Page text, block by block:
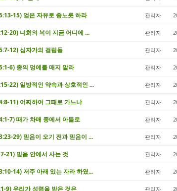
15) 얻은 자유로 종노릇 하라 관리자
20) 너희의 복이 지금 어디에 ... 관리자
12) 십자가의 걸림돌 관리자
6) 종의 멍에를 매지 말라 관리자
22) 일방적인 약속과 상호적인 ... 관리자
11) 어찌하여 그때로 가느냐 관리자
7) 때가 차매 종에서 아들로 관리자
29) 믿음이 오기 전과 믿음이 ... 관리자
21) 믿음 안에서 사는 것 관리자
14) 저주 아래 있는 자라 하였... 관리자
9) 우리가 성령을 받은 것은 관리자